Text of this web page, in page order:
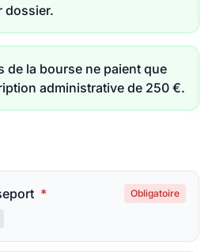
dossier.
de la bourse ne paient que
administrative de 250 €.
* Obligatoire